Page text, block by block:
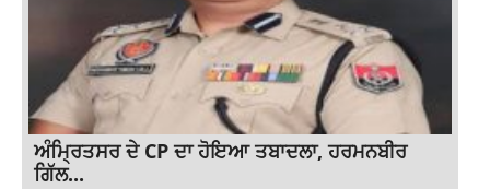
ਅੰਮ੍ਰਿਤਸਰ ਦੇ CP ਦਾ ਹੋਇਆ ਤਬਾਦਲਾ, ਹਰਮਨਬੀਰ
ਗਿੱਲ...